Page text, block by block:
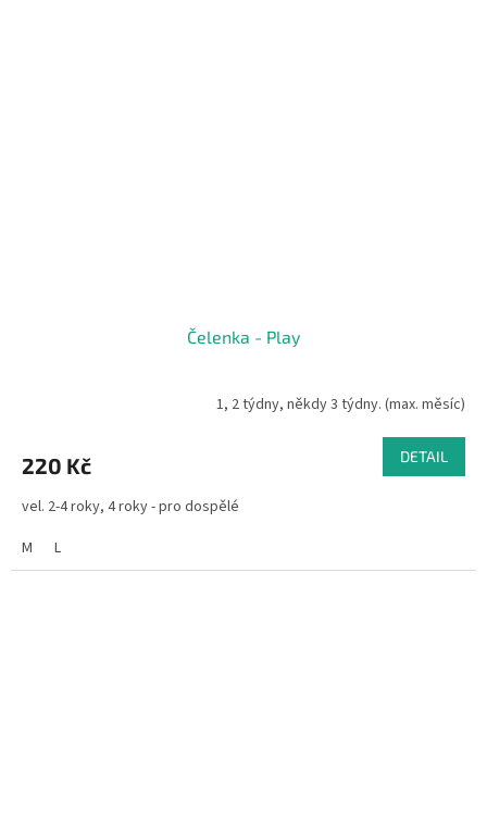
Čelenka - Play
1, 2 týdny, někdy 3 týdny. (max. měsíc)
220 Kč DETAIL
vel. 2-4 roky, 4 roky - pro dospělé
M
L